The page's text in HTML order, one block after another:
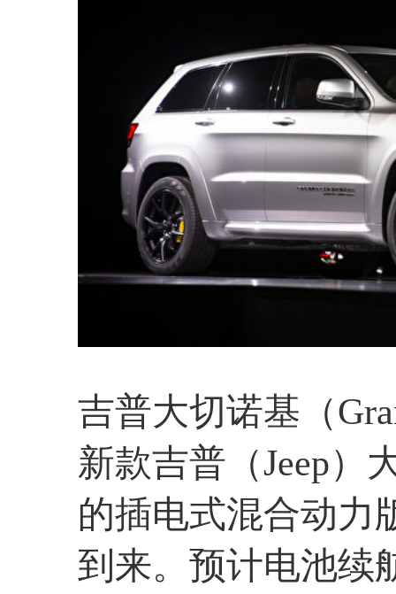
吉普大切诺基（
新款吉普（Jeep）
的插电式混合动力
到来。预计电池续